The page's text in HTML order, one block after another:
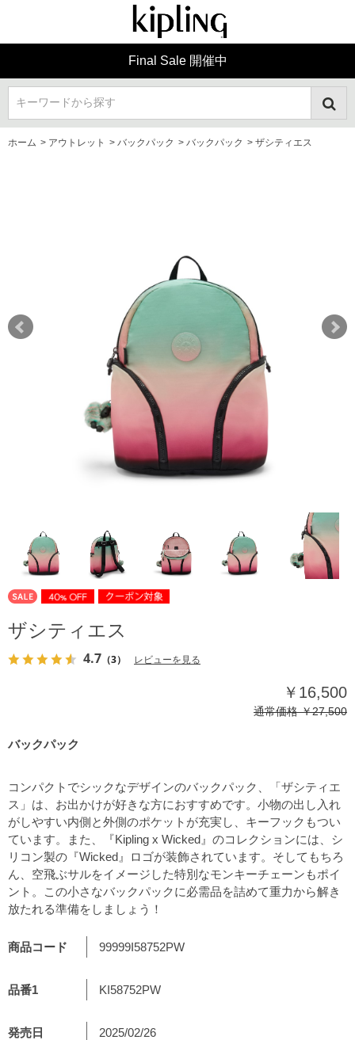
Final Sale 開催中
キーワードから探す
ホーム > アウトレット > バックパック > バックパック > ザシティエス
ザシティエス
4.7 （3） レビューを見る
バックパック
￥16,500
通常価格￥27,500
商品コード 99999I58752PW
品番1 KI58752PW
発売日 2025/02/26
コンパクトでシックなデザインのバックパック、「ザシティエ
ス」は、お出かけが好きな方におすすめです。小物の出し入れ
がしやすい内側と外側のポケットが充実し、キーフックもつい
ています。また、『Kipling x Wicked』のコレクションには、シ
リコン製の『Wicked』ロゴが装飾されています。そしてもちろ
ん、空飛ぶサルをイメージした特別なモンキーチェーンもポイ
ント。この小さなバックパックに必需品を詰めて重力から解き
放たれる準備をしましょう！